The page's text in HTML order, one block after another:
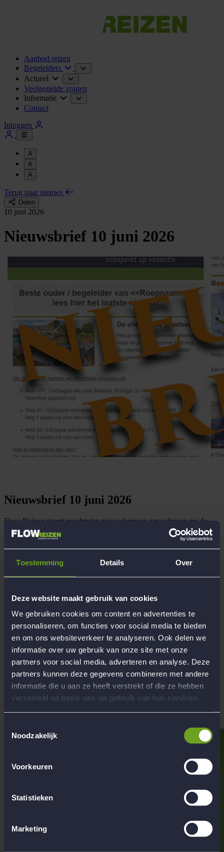
Toestemming Details Over
Deze website maakt gebruik van cookies
We gebruiken cookies om content en advertenties te
personaliseren, om functies voor social media te bieden
en om ons websiteverkeer te analyseren. Ook delen we
informatie over uw gebruik van onze site met onze
partners voor social media, adverteren en analyse. Deze
partners kunnen deze gegevens combineren met andere
informatie die u aan ze heeft verstrekt of die ze hebben
verzameld op basis van uw gebruik van hun services.
Noodzakelijk
Voorkeuren
Statistieken
Marketing
Aanbod reizen
Begeleiders
Actueel
Veelgestelde vragen
Informatie
Contact
Inloggen
A
A
A
Terug naar nieuws
Delen
10 juni 2026
Nieuwsbrief 10 juni 2026
Nieuwsbrief 10 juni 2026
Flow Reizen stuurt regelmatig nieuwsbrieven om iedereen op de
hoogte te houden van het laatste nieuws.
Heb jij de nieuwsbrief gemist?
juni 2026 te lezen.
Terug naar nieuws
Delen
Werken bij Flow Reizen
Hoofdkantoor Flow Reizen
Contact